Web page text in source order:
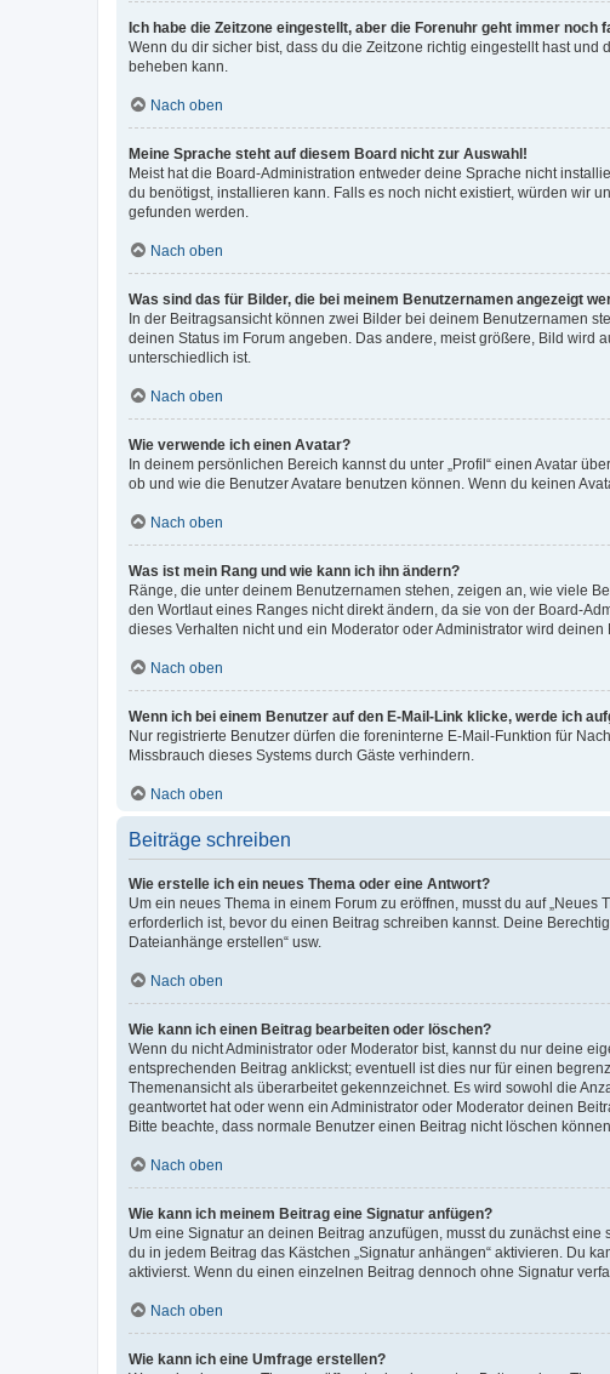
Ich habe die Zeitzone eingestellt, aber die Forenuhr geht immer noch
Wenn du dir sicher bist, dass du die Zeitzone richtig eingestellt hast
beheben kann.
Nach oben
Meine Sprache steht auf diesem Board nicht zur Auswahl!
Meist hat die Board-Administration entweder deine Sprache nicht
du benötigst, installieren kann. Falls es noch nicht existiert, würden wir
gefunden werden.
Nach oben
Was sind das für Bilder, die bei meinem Benutzernamen angezeigt
In der Beitragsansicht können zwei Bilder bei deinem Benutzernamen
deinen Status im Forum angeben. Das andere, meist größere, Bild wird
unterschiedlich ist.
Nach oben
Wie verwende ich einen Avatar?
In deinem persönlichen Bereich kannst du unter „Profil“ einen Avatar
ob und wie die Benutzer Avatare benutzen können. Wenn du keinen
Nach oben
Was ist mein Rang und wie kann ich ihn ändern?
Ränge, die unter deinem Benutzernamen stehen, zeigen an, wie viele
den Wortlaut eines Ranges nicht direkt ändern, da sie von der Board-
dieses Verhalten nicht und ein Moderator oder Administrator wird
Nach oben
Wenn ich bei einem Benutzer auf den E-Mail-Link klicke, werde ich
Nur registrierte Benutzer dürfen die foreninterne E-Mail-Funktion für
Missbrauch dieses Systems durch Gäste verhindern.
Nach oben
Beiträge schreiben
Wie erstelle ich ein neues Thema oder eine Antwort?
Um ein neues Thema in einem Forum zu eröffnen, musst du auf
erforderlich ist, bevor du einen Beitrag schreiben kannst. Deine
Dateianhänge erstellen“ usw.
Nach oben
Wie kann ich einen Beitrag bearbeiten oder löschen?
Wenn du nicht Administrator oder Moderator bist, kannst du nur deine
entsprechenden Beitrag anklickst; eventuell ist dies nur für einen
Themenansicht als überarbeitet gekennzeichnet. Es wird sowohl die
geantwortet hat oder wenn ein Administrator oder Moderator deinen
Bitte beachte, dass normale Benutzer einen Beitrag nicht löschen
Nach oben
Wie kann ich meinem Beitrag eine Signatur anfügen?
Um eine Signatur an deinen Beitrag anzufügen, musst du zunächst
du in jedem Beitrag das Kästchen „Signatur anhängen“ aktivieren. Du
aktivierst. Wenn du einen einzelnen Beitrag dennoch ohne Signatur
Nach oben
Wie kann ich eine Umfrage erstellen?